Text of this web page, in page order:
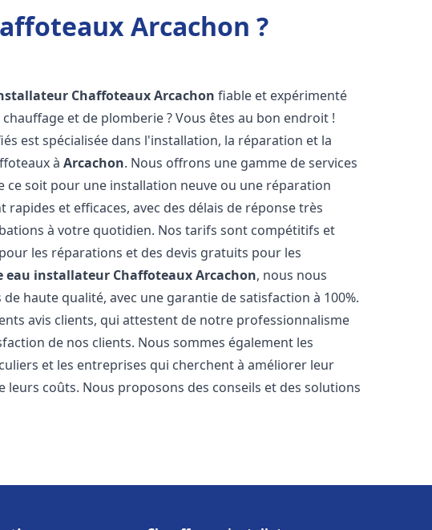
Arcachon ?
ChaffoteauxArcachon fiable et expérimenté
et de plomberie ? Vous êtes au bon endroit !
est spécialisée dans l'installation, la réparation et la
àArcachon. Nous offrons une gamme de services
ce soit pour une installation neuve ou une réparation
et efficaces, avec des délais de réponse très
à votre quotidien. Nos tarifs sont compétitifs et
les réparations et des devis gratuits pour les
eau installateur ChaffoteauxArcachon, nous nous
haute qualité, avec une garantie de satisfaction à 100%.
avis clients, qui attestent de notre professionnalisme
de nos clients. Nous sommes également les
et les entreprises qui cherchent à améliorer leur
coûts. Nous proposons des conseils et des solutions